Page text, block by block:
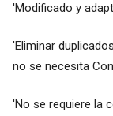
'Modificado y
'Eliminar
no se necesita
'No se requiere la